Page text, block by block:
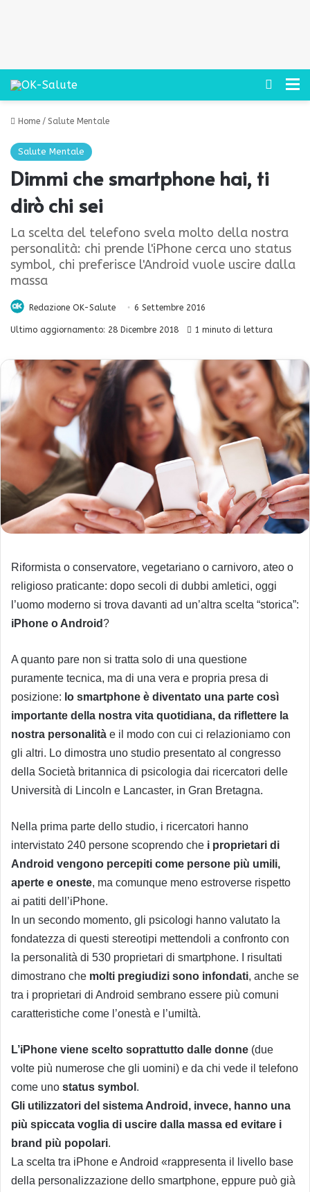
Cerca
Home / Salute Mentale
Salute Mentale
Dimmi che smartphone hai, ti
dirò chi sei
La scelta del telefono svela molto della nostra
personalità: chi prende l'iPhone cerca uno status
symbol, chi preferisce l'Android vuole uscire dalla
massa
Redazione OK-Salute 6 Settembre 2016
Ultimo aggiornamento: 28 Dicembre 2018 1 minuto di lettura
Riformista o conservatore, vegetariano o carnivoro, ateo o
religioso praticante: dopo secoli di dubbi amletici, oggi
l’uomo moderno si trova davanti ad un’altra scelta “storica”:
iPhone o Android?
A quanto pare non si tratta solo di una questione
puramente tecnica, ma di una vera e propria presa di
posizione: lo smartphone è diventato una parte così
importante della nostra vita quotidiana, da riflettere la
nostra personalità e il modo con cui ci relazioniamo con
gli altri. Lo dimostra uno studio presentato al congresso
della Società britannica di psicologia dai ricercatori delle
Università di Lincoln e Lancaster, in Gran Bretagna.
Nella prima parte dello studio, i ricercatori hanno
intervistato 240 persone scoprendo che i proprietari di
Android vengono percepiti come persone più umili,
aperte e oneste, ma comunque meno estroverse rispetto
ai patiti dell’iPhone.
In un secondo momento, gli psicologi hanno valutato la
fondatezza di questi stereotipi mettendoli a confronto con
la personalità di 530 proprietari di smartphone. I risultati
dimostrano che molti pregiudizi sono infondati, anche se
tra i proprietari di Android sembrano essere più comuni
caratteristiche come l’onestà e l’umiltà.
L’iPhone viene scelto soprattutto dalle donne (due
volte più numerose che gli uomini) e da chi vede il telefono
come uno status symbol .
Gli utilizzatori del sistema Android, invece, hanno una
più spiccata voglia di uscire dalla massa ed evitare i
brand più popolari.
La scelta tra iPhone e Android «rappresenta il livello base
della personalizzazione dello smartphone, eppure può già